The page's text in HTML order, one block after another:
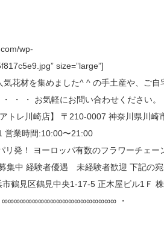
wp-
size=”large”]